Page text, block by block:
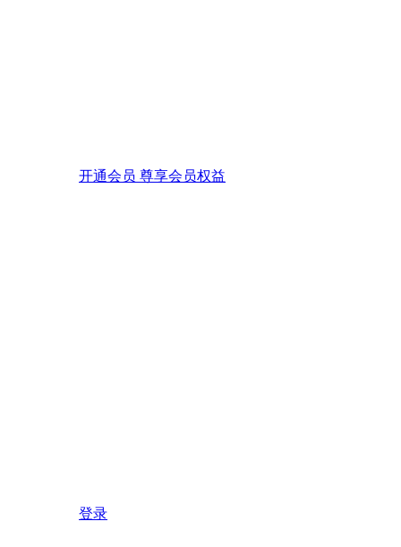
开通会员 尊享会员权益
登录